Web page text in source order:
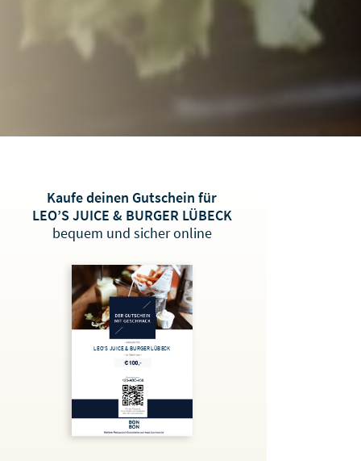
Kaufe deinen Gutschein für
LEO’S JUICE & BURGER LÜBECK
bequem und sicher online
LEO’S JUICE & BURGER LÜBECK